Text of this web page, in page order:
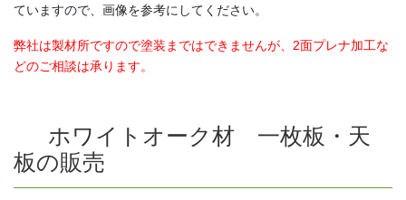
ていますので、画像を参考にしてください。
弊社は製材所ですので塗装まではできませんが、2面プレナ加工な
どのご相談は承ります。
ホワイトオーク材 一枚板・天
板の販売